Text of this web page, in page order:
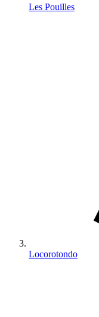
Les Pouilles
Locorotondo